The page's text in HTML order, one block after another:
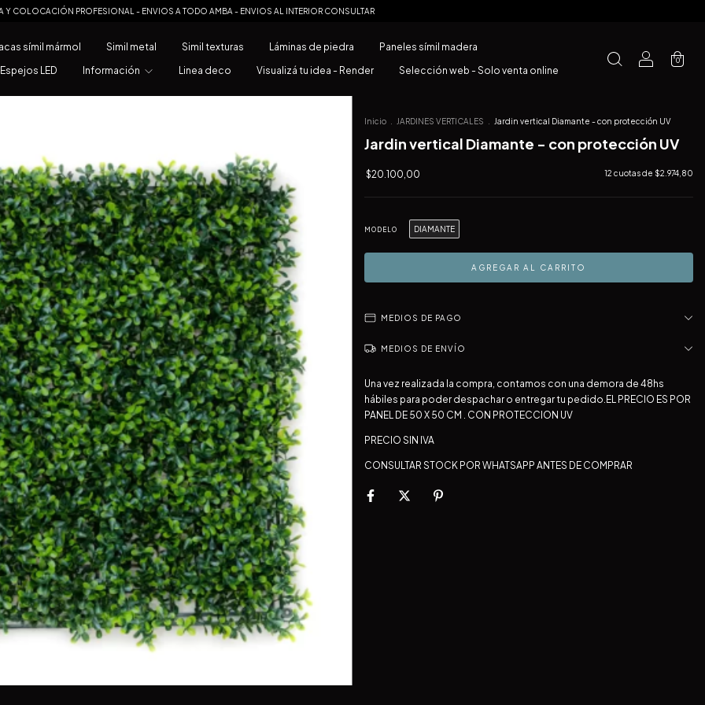
Y COLOCACIÓN PROFESIONAL - ENVIOS A TODO AMBA - ENVIOS AL INTERIOR CONSULTAR
símil mármol Simil metal Simil texturas Láminas de piedra
Paneles símil madera
Espejos LED
Información Linea deco Visualizá tu idea - Render Selección web - Solo venta online
0
Inicio JARDINES VERTICALES Jardin vertical Diamante - con protección UV
Jardin vertical Diamante - con protección UV
$20.100,00 12 cuotas de $2.974,80
MODELO DIAMANTE
MEDIOS DE PAGO
MEDIOS DE ENVÍO
Una vez realizada la compra, contamos con una demora de 48hs
hábiles para poder despachar o entregar tu pedido.EL PRECIO ES POR
PANEL DE 50 X 50 CM . CON PROTECCION UV
PRECIO SIN IVA
CONSULTAR STOCK POR WHATSAPP ANTES DE COMPRAR